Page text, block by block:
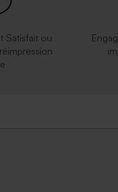
Satisfait ou